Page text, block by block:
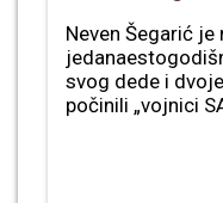
Neven Šegarić
svog dede i
počinili „vojnici